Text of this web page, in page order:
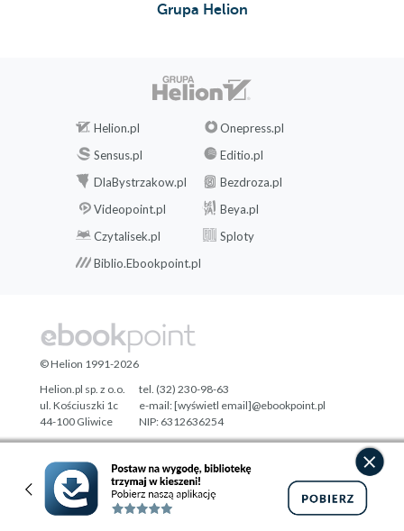
Grupa Helion
Helion.pl
Onepress.pl
Sensus.pl
Editio.pl
DlaBystrzakow.pl
Bezdroza.pl
Videopoint.pl
Beya.pl
Czytalisek.pl
Sploty
Biblio.Ebookpoint.pl
Designed with ♥ byTonik.pl
© Helion 1991-2026
Helion.pl sp. z o.o.
ul. Kościuszki 1c
44-100 Gliwice
tel. (32) 230-98-63
e-mail:[wyświetl email]@ebookpoint.pl
NIP: 6312636254
Regon: 241989027
Pełna wersja strony »